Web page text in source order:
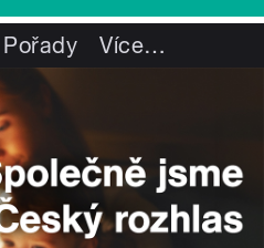
Pořady Více…